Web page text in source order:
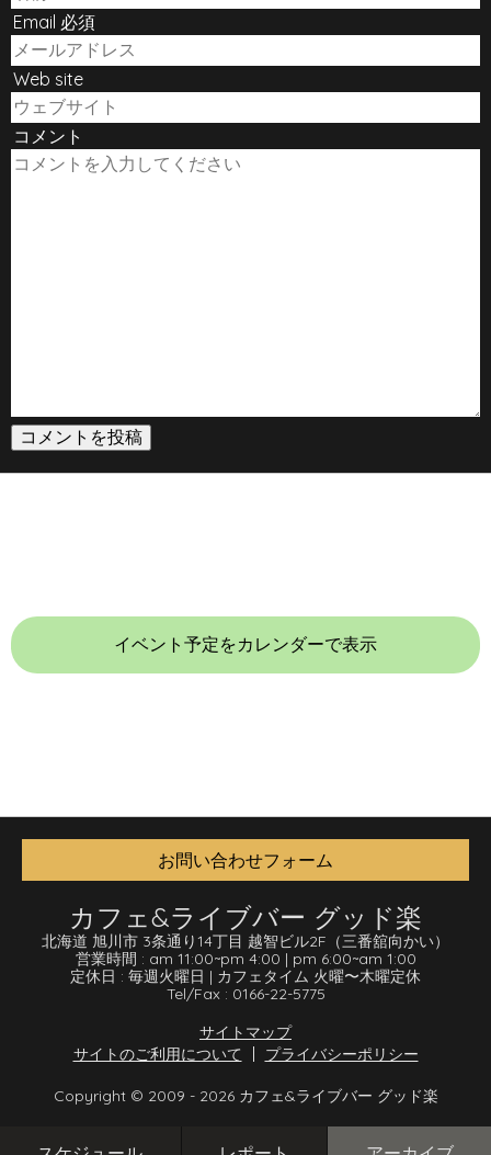
Email 必須
Web site
コメント
イベント予定をカレンダーで表示
お問い合わせフォーム
カフェ&ライブバー グッド楽
北海道 旭川市 3条通り14丁目 越智ビル2F （三番舘向かい）
営業時間 : am 11:00~pm 4:00 | pm 6:00~am 1:00
定休日 : 毎週火曜日 | カフェタイム 火曜〜木曜定休
Tel/Fax : 0166-22-5775
サイトマップ
サイトのご利用について
プライバシーポリシー
Copyright © 2009 - 2026 カフェ&ライブバー グッド楽